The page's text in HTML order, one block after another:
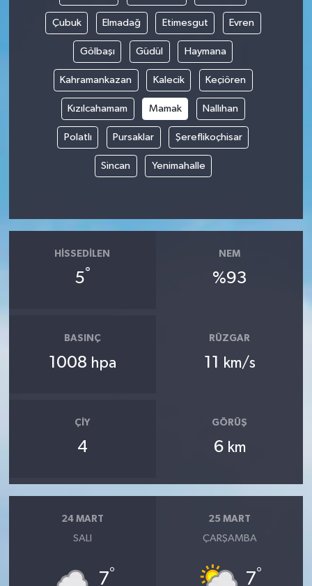
Çubuk Elmadağ Etimesgut Evren
Gölbaşı Güdül Haymana
Kahramankazan Kalecik Keçiören
Kızılcahamam Mamak Nallıhan
Polatlı Pursaklar Şereflikoçhisar
Sincan Yenimahalle
HISSEDILEN
5°
NEM
%93
BASINÇ
1008 hpa
RÜZGAR
11 km/s
ÇIY
4
GÖRÜŞ
6 km
24 MART
SALI
7°
25 MART
ÇARŞAMBA
7°